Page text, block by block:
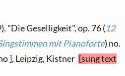
"Die Geselligkeit", op. 76 (12
mit Pianoforte) no.
], Leipzig, Kistner [sung text